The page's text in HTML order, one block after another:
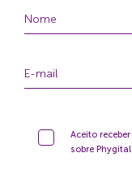
Aceito
sobre